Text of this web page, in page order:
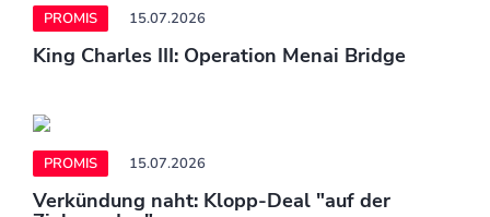
PROMIS 15.07.2026
King Charles III: Operation Menai Bridge
PROMIS 15.07.2026
Verkündung naht: Klopp-Deal "auf der